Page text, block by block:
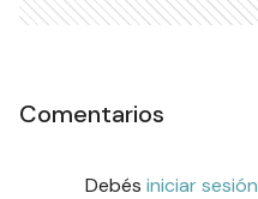
Comentarios
Debés iniciar sesión